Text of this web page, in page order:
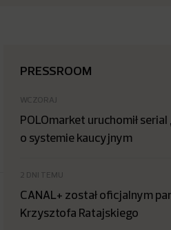
PRESSROOM
WCZORAJ
POLOmarket uruchomił serial
o systemie kaucyjnym
2 DNI TEMU
CANAL+ został oficjalnym
Krzysztofa Ratajskiego